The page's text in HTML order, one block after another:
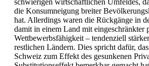
die Konsumneigung breiter
hat. Allerdings waren die Rückgänge in
damit in einem Land mit eingeschränkter
Wettbewerbsfähigkeit – tendenziell
restlichen Ländern. Dies spricht dafür,
Schweiz zum Effekt des gesunkenen